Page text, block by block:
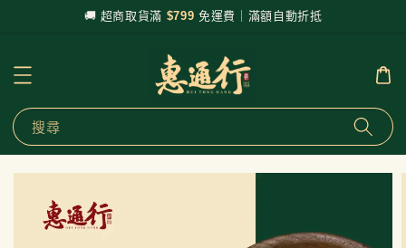
🚚 超商取貨滿 $799 免運費｜滿額自動折抵
搜尋